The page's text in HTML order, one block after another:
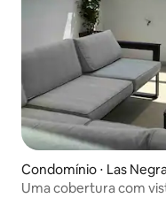
Condomínio ⋅ Las
Uma cobertura com